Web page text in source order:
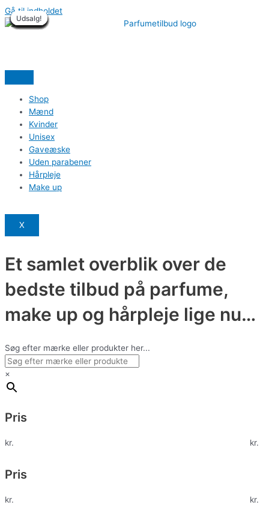
Gå til indholdet
Shop
Mænd
Kvinder
Unisex
Gaveæske
Uden parabener
Hårpleje
Make up
X
Et samlet overblik over de
bedste tilbud på parfume,
make up og hårpleje lige nu…
Søg efter mærke eller produkter her...
×
Pris
kr. kr.
Pris
kr. kr.
Udsalg!
Udsalg!
Udsalg!
Udsalg!
Udsalg!
Udsalg!
Udsalg!
Udsalg!
Udsalg!
Udsalg!
Udsalg!
Udsalg!
Udsalg!
Udsalg!
Udsalg!
Udsalg!
Udsalg!
Udsalg!